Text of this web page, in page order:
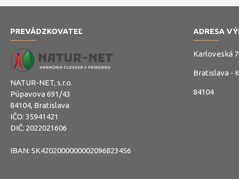
PREVÁDZKOVATEĽ
NATUR-NET, s.r.o.
Púpavova 691/43
84104, Bratislava
IČO: 35941421
DIČ: 2022021606
IBAN: SK4202000000002096823456
ADRESA
Karloveská
Bratislava -
84104